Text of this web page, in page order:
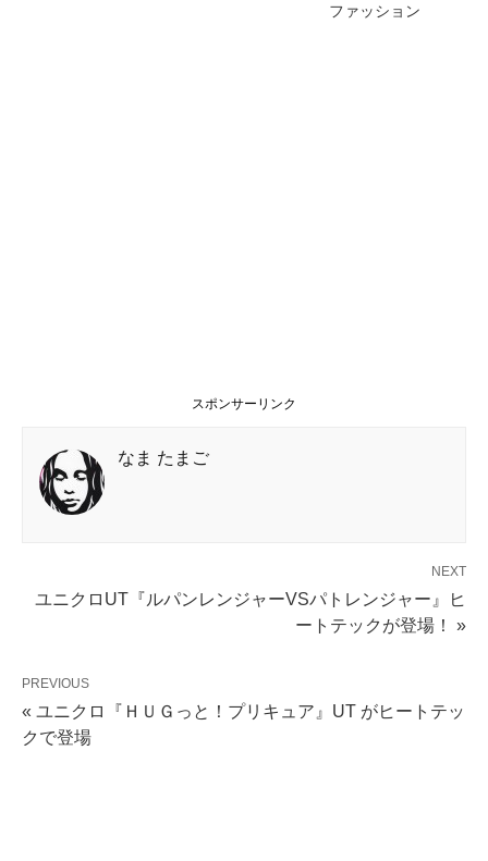
ファッション
スポンサーリンク
なま たまご
NEXT
ユニクロUT『ルパンレンジャーVSパトレンジャー』ヒ
ートテックが登場！ »
PREVIOUS
« ユニクロ『ＨＵＧっと！プリキュア』UT がヒートテッ
クで登場